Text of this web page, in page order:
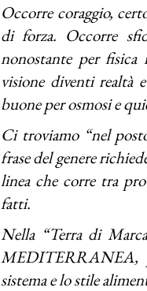
Occorre coraggio,
di forza. Occorre
nonostante per
visione diventi realtà
buone per osmosi e
Ci troviamo “nel
frase del genere
linea che corre tra
fatti.
Nella “Terra di
MEDITERRANEA,
sistema e lo stile